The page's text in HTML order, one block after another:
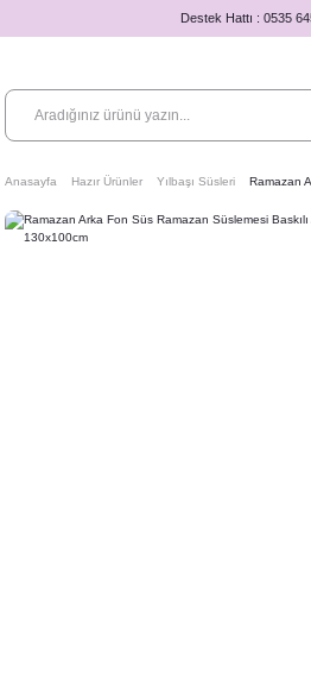
Destek Hattı : 0535
Anasayfa Hazır Ürünler Yılbaşı Süsleri Ramazan